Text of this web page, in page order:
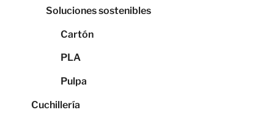
Soluciones sostenibles
Cartón
PLA
Pulpa
Cuchillería